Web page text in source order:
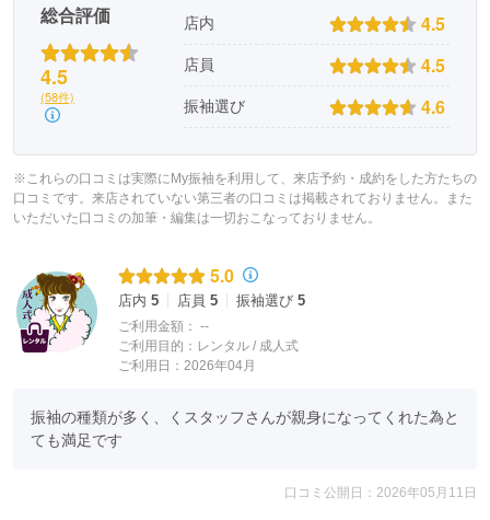
総合評価
4.5
(58件)
店内 4.5
店員 4.5
振袖選び 4.6
※これらの口コミは実際にMy振袖を利用して、来店予約・成約をした方たちの
口コミです。来店されていない第三者の口コミは掲載されておりません。また
いただいた口コミの加筆・編集は一切おこなっておりません。
5.0
店内 5 店員 5 振袖選び 5
ご利用金額： --
ご利用目的： レンタル / 成人式
ご利用日：2026年04月
振袖の種類が多く、くスタッフさんが親身になってくれた為と
ても満足です
口コミ公開日：2026年05月11日